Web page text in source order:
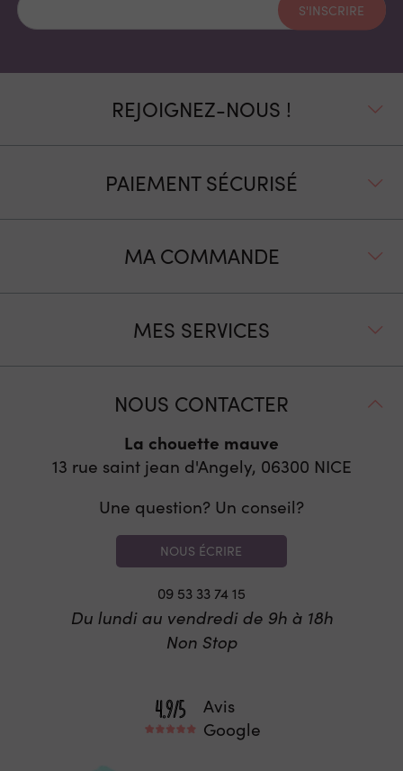
S'INSCRIRE
REJOIGNEZ-NOUS !
PAIEMENT SÉCURISÉ
MA COMMANDE
MES SERVICES
NOUS CONTACTER
La chouette mauve
13 rue saint jean d'Angely, 06300 NICE
Une question? Un conseil?
NOUS ÉCRIRE
09 53 33 74 15
Du lundi au vendredi de 9h à 18h
Non Stop
Avis
Google